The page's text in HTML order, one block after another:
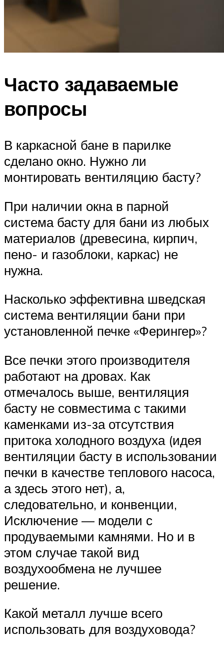
Часто задаваемые
вопросы
В каркасной бане в парилке
сделано окно. Нужно ли
монтировать вентиляцию басту?
При наличии окна в парной
система басту для бани из любых
материалов (древесина, кирпич,
пено- и газоблоки, каркас) не
нужна.
Насколько эффективна шведская
система вентиляции бани при
установленной печке «Ферингер»?
Все печки этого производителя
работают на дровах. Как
отмечалось выше, вентиляция
басту не совместима с такими
каменками из-за отсутствия
притока холодного воздуха (идея
вентиляции басту в использовании
печки в качестве теплового насоса,
а здесь этого нет), а,
следовательно, и конвенции,
Исключение — модели с
продуваемыми камнями. Но и в
этом случае такой вид
воздухообмена не лучшее
решение.
Какой металл лучше всего
использовать для воздуховода?